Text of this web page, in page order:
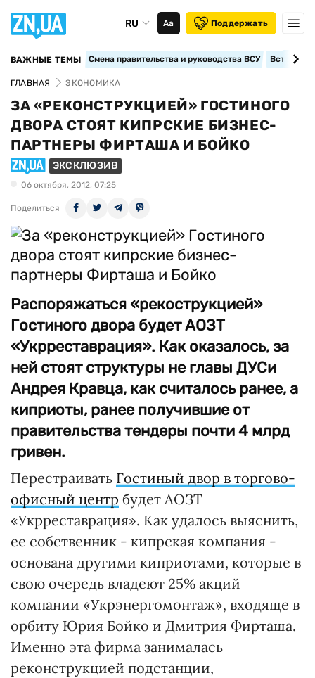
RU Аа Поддержать
ВАЖНЫЕ ТЕМЫ Смена правительства и руководства ВСУ
ГЛАВНАЯ ЭКОНОМИКА
ЗА «РЕКОНСТРУКЦИЕЙ» ГОСТИНОГО
ДВОРА СТОЯТ КИПРСКИЕ БИЗНЕС-
ПАРТНЕРЫ ФИРТАША И БОЙКО
ЭКСКЛЮЗИВ
06 октября, 2012, 07:25
Поделиться
Распоряжаться «рекострукцией»
Гостиного двора будет АОЗТ
«Укрреставрация». Как оказалось, за
ней стоят структуры не главы ДУСи
Андрея Кравца, как считалось ранее, а
киприоты, ранее получившие от
правительства тендеры почти 4 млрд
гривен.
Перестраивать Гостиный двор в торгово-
офисный центр будет АОЗТ
«Укрреставрация». Как удалось выяснить,
ее собственник - кипрская компания -
основана другими киприотами, которые в
свою очередь владеют 25% акций
компании «Укрэнергомонтаж», входяще в
орбиту Юрия Бойко и Дмитрия Фирташа.
Именно эта фирма занималась
реконструкцией подстанции,